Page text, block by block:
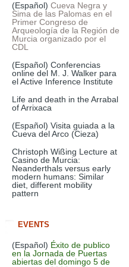
(Español) Cueva Negra y
Sima de las Palomas en el
Primer Congreso de
Arqueología de la Región de
Murcia organizado por el
CDL
(Español) Conferencias
online del M. J. Walker para
el Active Inference Institute
Life and death in the Arrabal
of Arrixaca
(Español) Visita guiada a la
Cueva del Arco (Cieza)
Christoph Wißing Lecture at
Casino de Murcia:
Neanderthals versus early
modern humans: Similar
diet, different mobility
pattern
EVENTS
(Español) Éxito de publico
en la Jornada de Puertas
abiertas del domingo 5 de